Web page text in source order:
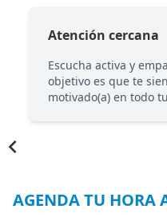
Atención cercana
Escucha activa y
objetivo es que te
motivado(a) en todo
AGENDA TU HORA